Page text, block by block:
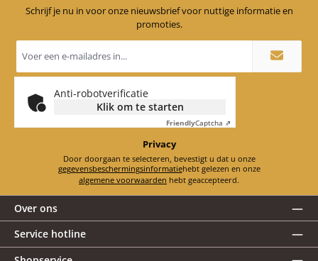
Schrijf je nu in voor onze nieuwsbrief voor nuttige informatie en
promoties.
mailadres
Anti-robotverificatie
Klik om te starten
FriendlyCaptcha ⇗
Privacy
Door doorgaan te selecteren, bevestigt u dat u onze
gegevensbeschermingsinformatie
hebt gelezen en onze
algemene voorwaarden hebt geaccepteerd.
Over ons
Service hotline